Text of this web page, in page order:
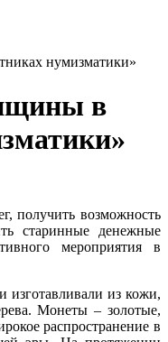
нумизматики»
в
получить возможность
старинные денежные
мероприятия в
изготавливали из кожи,
Монеты – золотые,
распространение в